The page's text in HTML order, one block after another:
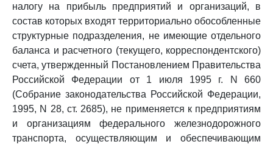
налогу на прибыль предприятий и организаций, в
состав которых входят территориально обособленные
структурные подразделения, не имеющие отдельного
баланса и расчетного (текущего, корреспондентского)
счета, утвержденный Постановлением Правительства
Российской Федерации от 1 июля 1995 г. N 660
(Собрание законодательства Российской Федерации,
1995, N 28, ст. 2685), не применяется к предприятиям
и организациям федерального железнодорожного
транспорта, осуществляющим и обеспечивающим